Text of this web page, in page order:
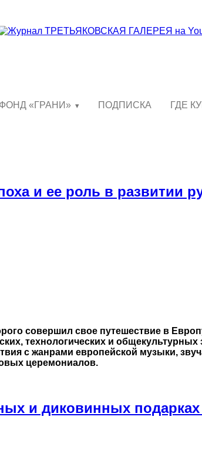
ФОНД «ГРАНИ» ПОДПИСКА ГДЕ
и ее роль в развитии
совершил свое путешествие в
технологических и
с жанрами европейской музыки,
церемониалов.
и диковинных подарках